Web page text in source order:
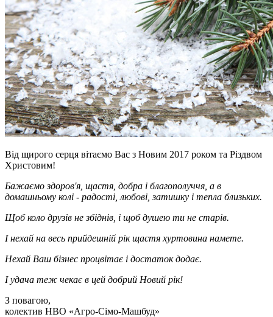
Від щирого серця вітаємо Вас з Новим 2017 роком та Різдвом
Христовим!
Бажаємо здоров'я, щастя, добра і благополуччя, а в
домашньому колі - радості, любові, затишку і тепла близьких.
Щоб коло друзів не збіднів, і щоб душею ти не старів.
І нехай на весь прийдешній рік щастя хуртовина намете.
Нехай Ваш бізнес процвітає і достаток додає.
І удача теж чекає в цей добрий Новий рік!
З повагою,
колектив НВО «Агро-Сімо-Машбуд»